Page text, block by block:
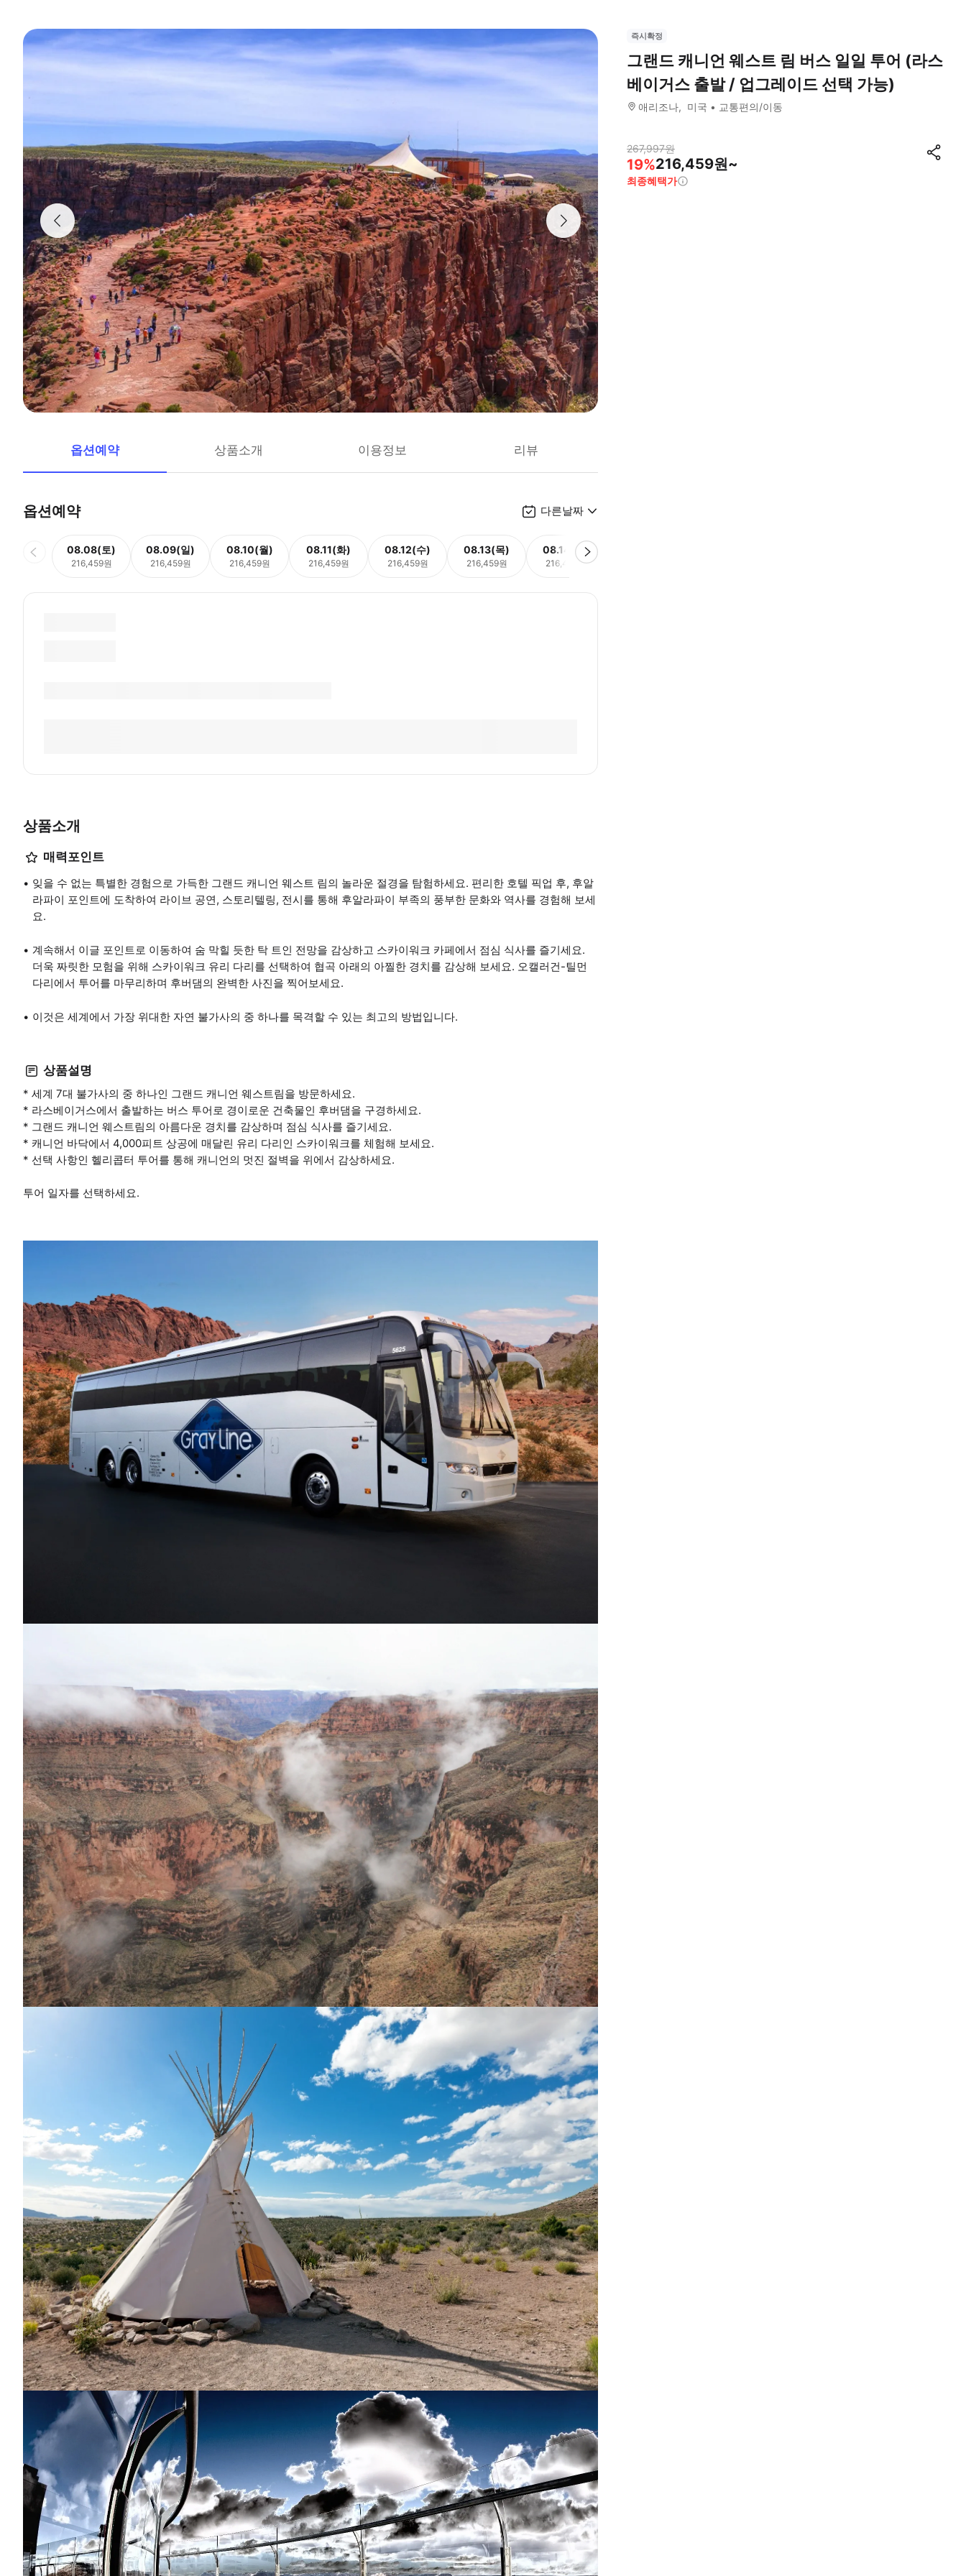
옵션예약 상품소개 이용정보 리뷰
옵션예약 다른날짜
08.08(토)
216,459원
08.09(일)
216,459원
08.10(월)
216,459원
08.11(화)
216,459원
08.12(수)
216,459원
08.13(목)
216,459원
08.14(금)
216,459원
상품소개
매력포인트
잊을 수 없는 특별한 경험으로 가득한 그랜드 캐니언 웨스트 림의 놀라운 절경을 탐험하세요. 편리한 호텔 픽업 후, 후알
라파이 포인트에 도착하여 라이브 공연, 스토리텔링, 전시를 통해 후알라파이 부족의 풍부한 문화와 역사를 경험해 보세
요.
계속해서 이글 포인트로 이동하여 숨 막힐 듯한 탁 트인 전망을 감상하고 스카이워크 카페에서 점심 식사를 즐기세요.
더욱 짜릿한 모험을 위해 스카이워크 유리 다리를 선택하여 협곡 아래의 아찔한 경치를 감상해 보세요. 오캘러건-틸먼
다리에서 투어를 마무리하며 후버댐의 완벽한 사진을 찍어보세요.
이것은 세계에서 가장 위대한 자연 불가사의 중 하나를 목격할 수 있는 최고의 방법입니다.
상품설명
* 세계 7대 불가사의 중 하나인 그랜드 캐니언 웨스트림을 방문하세요.
* 라스베이거스에서 출발하는 버스 투어로 경이로운 건축물인 후버댐을 구경하세요.
* 그랜드 캐니언 웨스트림의 아름다운 경치를 감상하며 점심 식사를 즐기세요.
* 캐니언 바닥에서 4,000피트 상공에 매달린 유리 다리인 스카이워크를 체험해 보세요.
* 선택 사항인 헬리콥터 투어를 통해 캐니언의 멋진 절벽을 위에서 감상하세요.
투어 일자를 선택하세요.
즉시확정
그랜드 캐니언 웨스트 림 버스 일일 투어 (라스
베이거스 출발 / 업그레이드 선택 가능)
애리조나 미국 교통편의/이동
267,997원
19%216,459원~
최종혜택가